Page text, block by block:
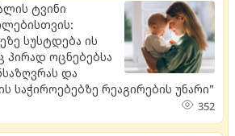
ტვინი
სუსტდება ის
პირად ოცნებებსა
და
საჭიროებებზე რეაგირების უნარი"
352